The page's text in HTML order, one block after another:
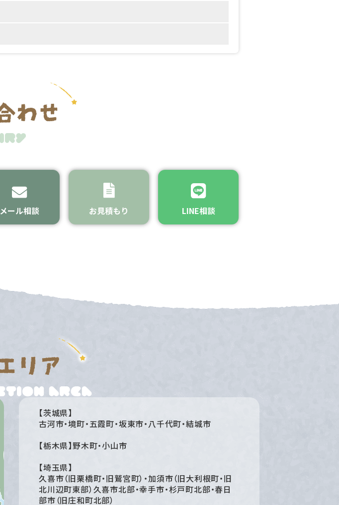
メール相談 お見積もり LINE相談
【茨城県】
古河市・境町・五霞町・坂東市・八千代町・結城市
【栃木県】野木町・小山市
【埼玉県】
久喜市（旧栗橋町・旧鷲宮町）・加須市（旧大利根町・旧
北川辺町東部）久喜市北部・幸手市・杉戸町北部・春日
部市（旧庄和町北部）